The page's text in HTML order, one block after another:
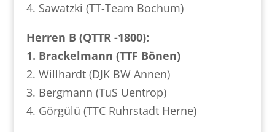
4. Sawatzki (TT-Team Bochum)
Herren B (QTTR -1800):
1. Brackelmann (TTF Bönen)
2. Willhardt (DJK BW Annen)
3. Bergmann (TuS Uentrop)
4. Görgülü (TTC Ruhrstadt Herne)